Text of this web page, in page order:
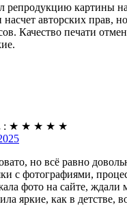
репродукцию картины
насчет авторских прав,
Качество печати
: ★ ★ ★ ★ ★
но всё равно
с фотографиями,
фото на сайте, ждали
яркие, как в детстве,